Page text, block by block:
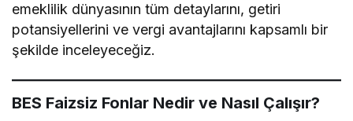
emeklilik dünyasının tüm detaylarını, getiri
potansiyellerini ve vergi avantajlarını kapsamlı bir
şekilde inceleyeceğiz.
BES Faizsiz Fonlar Nedir ve Nasıl Çalışır?